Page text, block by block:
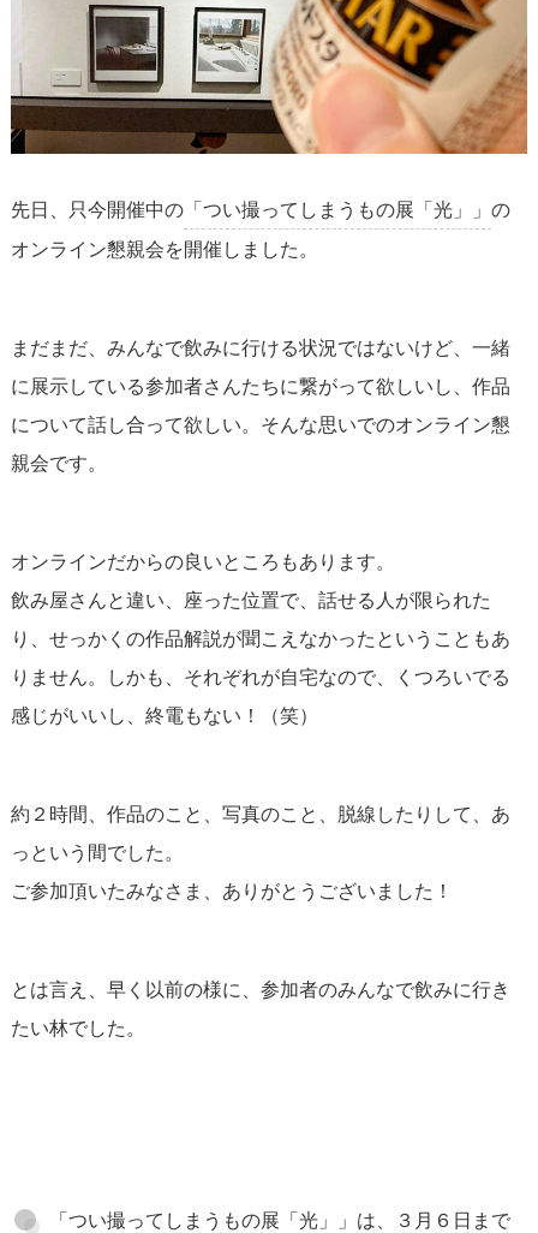
先日、只今開催中の「つい撮ってしまうもの展「光」」 の
オンライン懇親会を開催しました。
まだまだ、みんなで飲みに行ける状況ではないけど、一緒
に展示している参加者さんたちに繋がって欲しいし、作品
について話し合って欲しい。そんな思いでのオンライン懇
親会です。
オンラインだからの良いところもあります。
飲み屋さんと違い、座った位置で、話せる人が限られた
り、せっかくの作品解説が聞こえなかったということもあ
りません。しかも、それぞれが自宅なので、くつろいでる
感じがいいし、終電もない！（笑）
約２時間、作品のこと、写真のこと、脱線したりして、あ
っという間でした。
ご参加頂いたみなさま、ありがとうございました！
とは言え、早く以前の様に、参加者のみんなで飲みに行き
たい林でした。
「つい撮ってしまうもの展「光」」は、３月６日まで